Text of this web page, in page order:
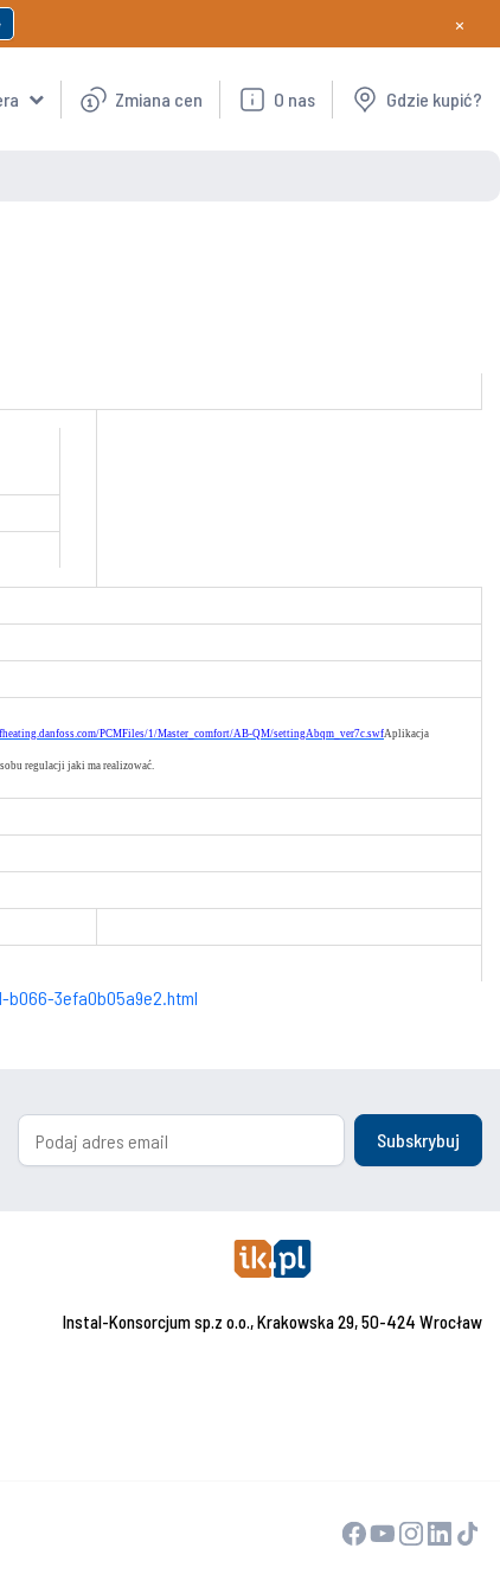
×
Zmiana cen O nas Gdzie kupić?
PCMFiles/1/Master_comfort/AB-QM/settingAbqm_ver7c.swfAplikacja
regulacji jaki ma realizować.
b066-3efa0b05a9e2.html
Subskrybuj
Instal-Konsorcjum sp.z o.o., Krakowska 29, 50-424 Wrocław